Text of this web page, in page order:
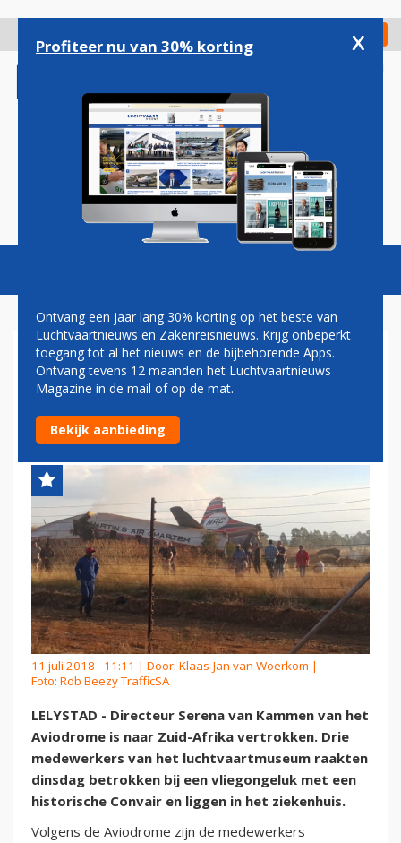
gaan
Check in
Magazine Podcasts Vacatures
DIRECTEUR AVIODROME
BEZOEKT SLACHTOFFERS
VLIEGRAMP ZUID-AFRIKA
11 juli 2018 - 11:11 | Door: Klaas-Jan van Woerkom |
Foto: Rob Beezy TrafficSA
LELYSTAD - Directeur Serena van Kammen van het
Aviodrome is naar Zuid-Afrika vertrokken. Drie
medewerkers van het luchtvaartmuseum raakten
dinsdag betrokken bij een vliegongeluk met een
historische Convair en liggen in het ziekenhuis.
Volgens de Aviodrome zijn de medewerkers
Profiteer nu van 30% korting x
Ontvang een jaar lang 30% korting op het beste van
Luchtvaartnieuws en Zakenreisnieuws. Krijg onbeperkt
toegang tot al het nieuws en de bijbehorende Apps.
Ontvang tevens 12 maanden het Luchtvaartnieuws
Magazine in de mail of op de mat.
Bekijk aanbieding